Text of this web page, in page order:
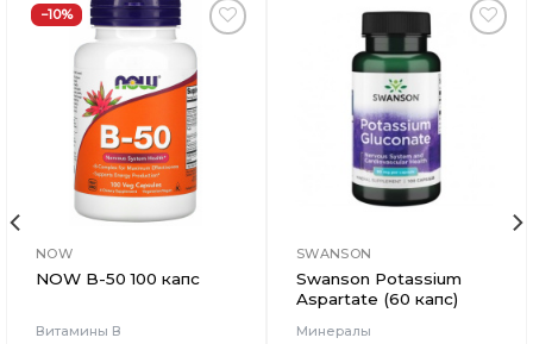
−10%
Добавить
Вишлист
NOW
NOW B-50 100 капс
Витамины В
Добавить
Вишлист
SWANSON
Swanson Potassium
Aspartate (60 капс)
Минералы